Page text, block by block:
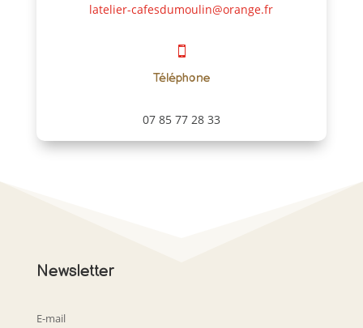
latelier-cafesdumoulin@orange.fr

Téléphone
07 85 77 28 33
Newsletter
E-mail